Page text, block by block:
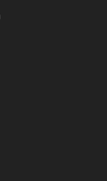
по
можно
дней.